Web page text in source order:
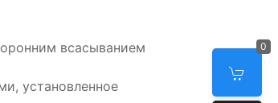
0
всасыванием
установленное